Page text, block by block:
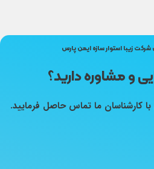
زیبا استوار سازه ایمن پارس
و مشاوره دارید؟
کارشناسان ما تماس حاصل فرمایید.